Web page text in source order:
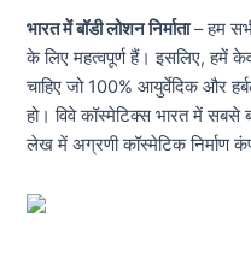
भारत में बॉडी लोशन निर्माता– हम
के लिए महत्वपूर्ण हैं। इसलिए, हमें
चाहिए जो 100% आयुर्वेदिक और
हो। विवे कॉस्मेटिक्स भारत में सबसे
लेख में अग्रणी कॉस्मेटिक निर्माण